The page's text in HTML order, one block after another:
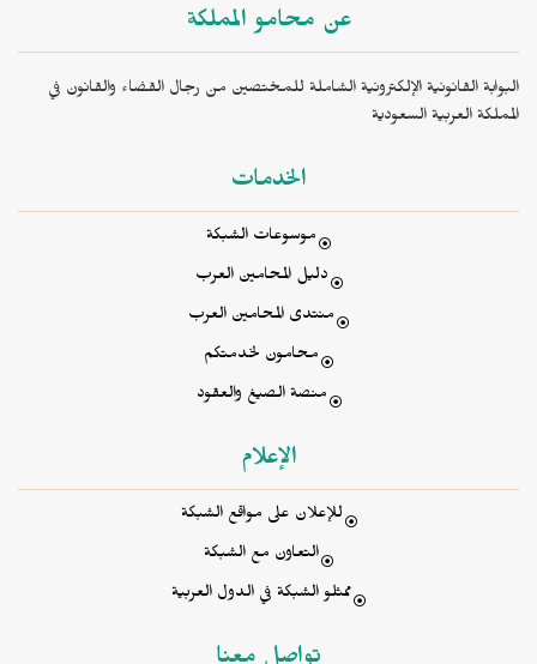
عن محامو المملكة
البوابة القانونية الإلكترونية الشاملة للمختصين من رجال القضاء والقانون في
المملكة العربية السعودية
الخدمات
موسوعات الشبكة
دليل المحامين العرب
منتدى المحامين العرب
محامون لخدمتكم
منصة الصيغ والعقود
الإعلام
للإعلان على مواقع الشبكة
التعاون مع الشبكة
ممثلو الشبكة في الدول العربية